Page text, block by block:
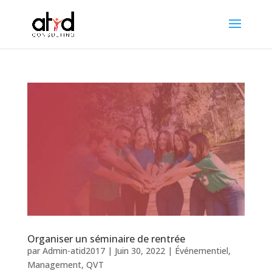
Organiser un séminaire de rentrée
par Admin-atid2017| Juin 30, 2022| Événementiel,
Management, QVT